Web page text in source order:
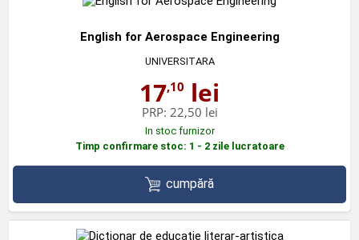
English for Aerospace Engineering
UNIVERSITARA
17,10 lei
PRP: 22,50 lei
In stoc furnizor
Timp confirmare stoc: 1 - 2 zile lucratoare
cumpără